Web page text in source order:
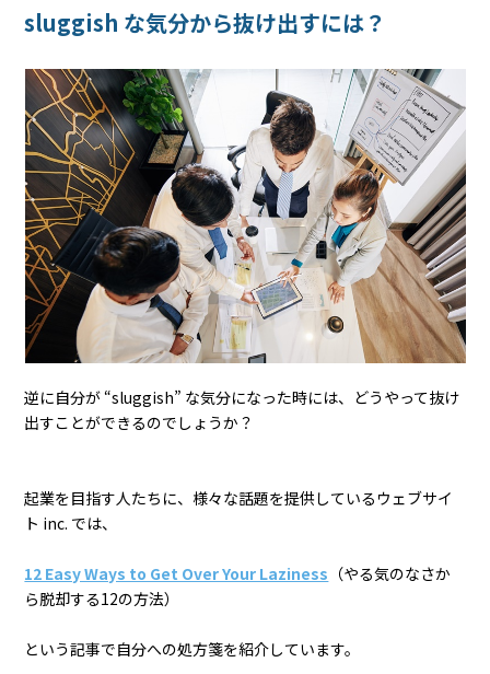
sluggish な気分から抜け出すには？
逆に自分が “sluggish” な気分になった時には、どうやって抜け
出すことができるのでしょうか？
起業を目指す人たちに、様々な話題を提供しているウェブサイ
ト inc. では、
12 Easy Ways to Get Over Your Laziness （やる気のなさか
ら脱却する12の方法）
という記事で自分への処方箋を紹介しています。